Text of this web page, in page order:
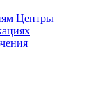
Центры